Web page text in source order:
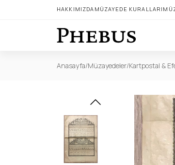
HAKKIMIZDA MÜZAYEDE KURALLARI
Anasayfa/Müzayedeler/Kartpostal &